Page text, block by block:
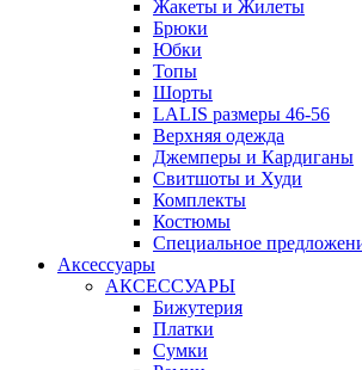
Жакеты и Жилеты
Брюки
Юбки
Топы
Шорты
LALIS размеры 46-56
Верхняя одежда
Джемперы и Кардиганы
Свитшоты и Худи
Комплекты
Костюмы
Специальное
Аксессуары
АКСЕССУАРЫ
Бижутерия
Платки
Сумки